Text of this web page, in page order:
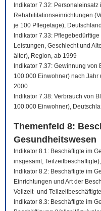
Indikator 7.32: Personaleinsatz
Rehabilitationseinrichtungen
je 100 Pflegetage),
Indikator 7.33:
Leistungen, Geschlecht und
älter), Region, ab 1999
Indikator 7.37: Gewinnung
100.000 Einwohner) nach Jahr
2000
Indikator 7.38: Verbrauch von
100.000 Einwohner),
Themenfeld 8:
Gesundheitswesen
Indikator 8.1: Beschäftigte im
insgesamt,
Indikator 8.2: Beschäftigte im
Einrichtungen und Art der
Vollzeit- und
Indikator 8.3: Beschäftigte im